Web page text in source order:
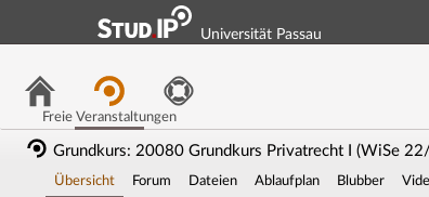
Universität Passau
Freie Veranstaltungen
Grundkurs: 20080 Grundkurs Privatrecht I (WiSe
Übersicht Forum Dateien Ablaufplan Blubber